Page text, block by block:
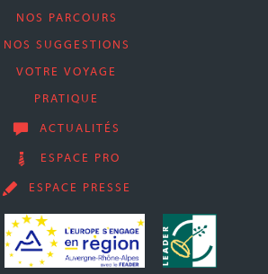
NOS PARCOURS
NOS SUGGESTIONS
VOTRE VOYAGE
PRATIQUE
ACTUALITÉS
ESPACE PRO
ESPACE PRESSE